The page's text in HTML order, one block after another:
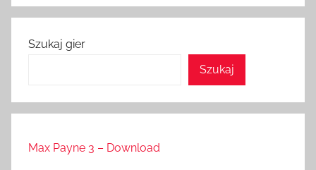
Szukaj gier
Szukaj
Max Payne 3 – Download